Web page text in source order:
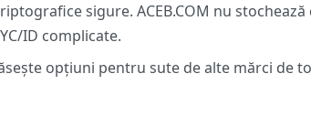
sigure. ACEB.COM nu stochează
ID complicate.
opțiuni pentru sute de alte mărci de